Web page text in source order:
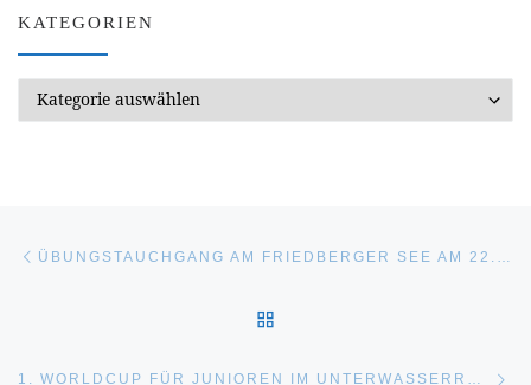
KATEGORIEN
1. WORLDCUP FÜR JUNIOREN IM UNTERWASSERRUGBY